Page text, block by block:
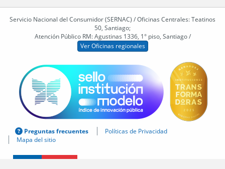
Servicio Nacional del Consumidor (SERNAC) / Oficinas Centrales: Teatinos
50, Santiago;
Atención Público RM: Agustinas 1336, 1° piso, Santiago /
Ver Oficinas regionales
Preguntas frecuentes
Políticas de Privacidad
Mapa del sitio